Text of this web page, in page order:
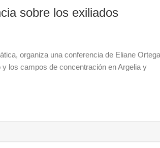
sobre los exiliados
organiza una conferencia de Eliane Ortega
los campos de concentración en Argelia y